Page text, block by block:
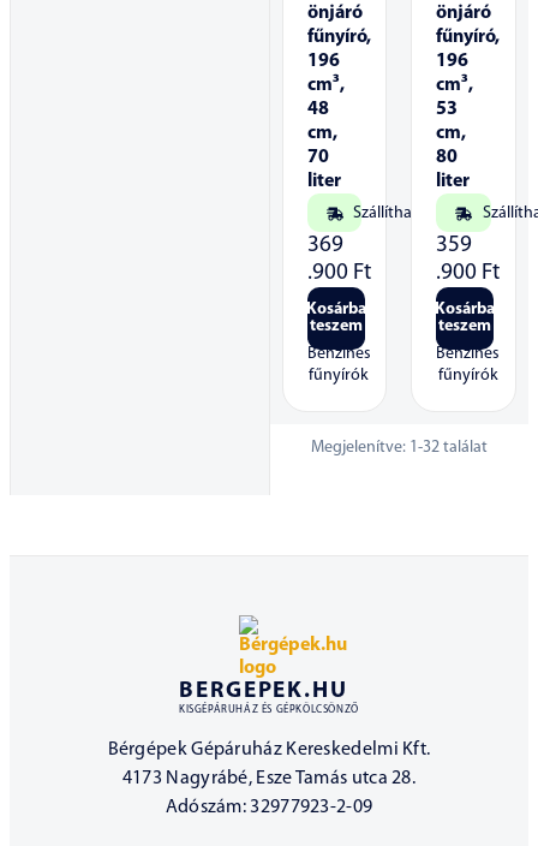
önjáró
fűnyíró,
196
cm³,
48
cm,
70
liter
Szállítható
369
.900 Ft
Kosárba
teszem
Benzines
fűnyírók
önjáró
fűnyíró,
196
cm³,
53
cm,
80
liter
359
.900 Ft
Kosárba
teszem
Benzines
fűnyírók
Megjelenítve: 1 -32találat
BERGEPEK.HU
KISGÉPÁRUHÁZ ÉS GÉPKÖLCSÖNZŐ
Bérgépek Gépáruház Kereskedelmi Kft.
4173 Nagyrábé, Esze Tamás utca 28.
Adószám: 32977923-2-09